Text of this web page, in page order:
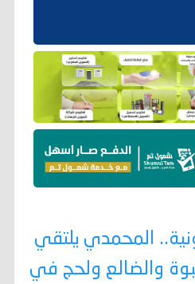
المحمدي يلتقي
والضالع ولحج في